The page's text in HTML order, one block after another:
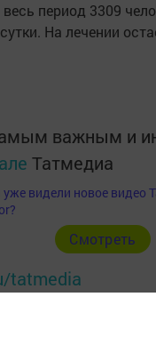
период 3309
На лечении
важным и
Татмедиа
Татарстана в
мессенджере
tatmedia
видели новое видео
Cмотреть